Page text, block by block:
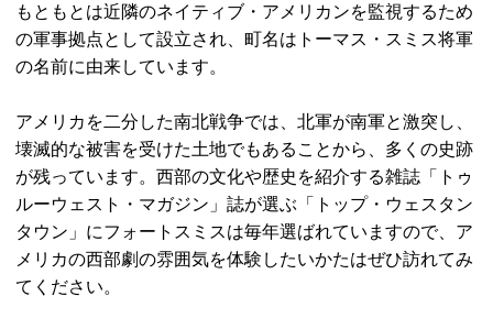
もともとは近隣のネイティブ・アメリカンを監視するため
の軍事拠点として設立され、町名はトーマス・スミス将軍
の名前に由来しています。
アメリカを二分した南北戦争では、北軍が南軍と激突し、
壊滅的な被害を受けた土地でもあることから、多くの史跡
が残っています。西部の文化や歴史を紹介する雑誌「トゥ
ルーウェスト・マガジン」誌が選ぶ「トップ・ウェスタン
タウン」にフォートスミスは毎年選ばれていますので、ア
メリカの西部劇の雰囲気を体験したいかたはぜひ訪れてみ
てください。